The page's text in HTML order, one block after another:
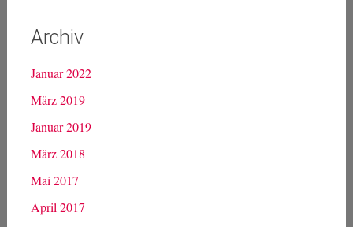
Archiv
Januar 2022
März 2019
Januar 2019
März 2018
Mai 2017
April 2017